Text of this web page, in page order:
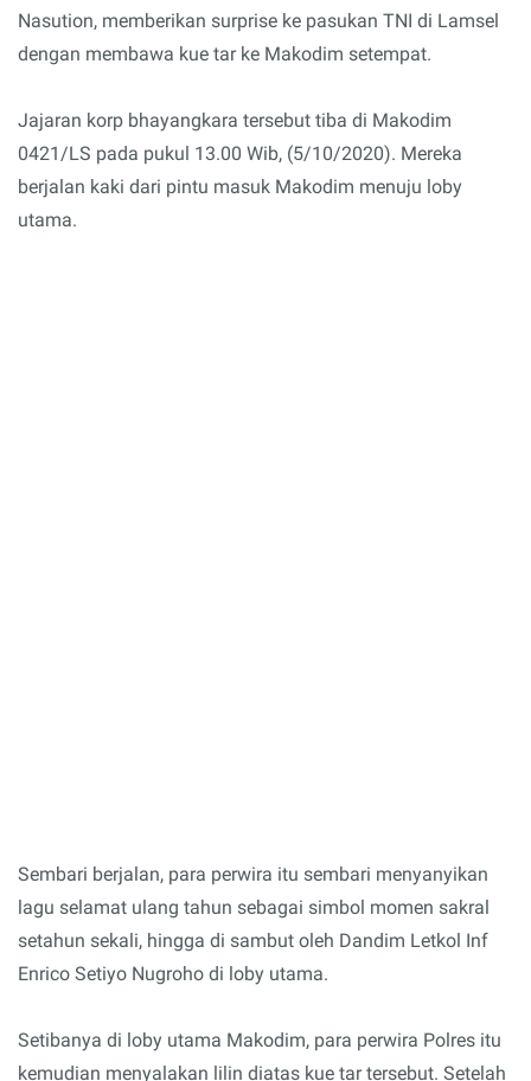
Nasution, memberikan surprise ke pasukan TNI di Lamsel
dengan membawa kue tar ke Makodim setempat.
Jajaran korp bhayangkara tersebut tiba di Makodim
0421/LS pada pukul 13.00 Wib, (5/10/2020). Mereka
berjalan kaki dari pintu masuk Makodim menuju loby
utama.
Sembari berjalan, para perwira itu sembari menyanyikan
lagu selamat ulang tahun sebagai simbol momen sakral
setahun sekali, hingga di sambut oleh Dandim Letkol Inf
Enrico Setiyo Nugroho di loby utama.
Setibanya di loby utama Makodim, para perwira Polres itu
kemudian menyalakan lilin diatas kue tar tersebut. Setelah